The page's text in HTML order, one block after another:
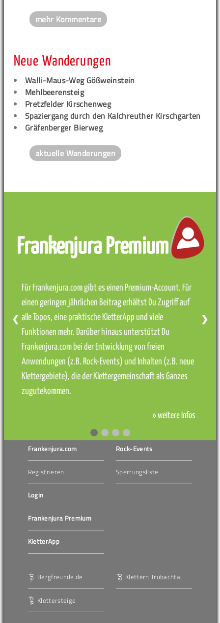
mehr Kommentare
Neue Wanderungen
Walli-Maus-Weg Gößweinstein
Mehlbeerensteig
Pretzfelder Kirschenweg
Spaziergang durch den Kalchreuther Kirschgarten
Gräfenberger Bierweg
aktuelle Wanderungen
Frankenjura Premium
Für Frankenjura.com gibt es einen Premium-Account. Für
einen geringen jährlichen Beitrag erhältst Du Zugriff auf
alle Topos, eine praktische KletterApp und viele
Funktionen mehr. Darüber hinaus unterstützt Du
Frankenjura.com bei der Entwicklung von freien
Anwendungen (z.B. Rock-Events) und Inhalten (z.B. neue
Klettergebiete), die der Klettergemeinschaft als Ganzes
zugutekommen.
» weitere Infos
❮ ❯
Frankenjura.com
Registrieren
Login
Frankenjura Premium
KletterApp
Rock-Events
Sperrungsliste
Bergfreunde.de
Klettersteige
Klettern Trubachtal